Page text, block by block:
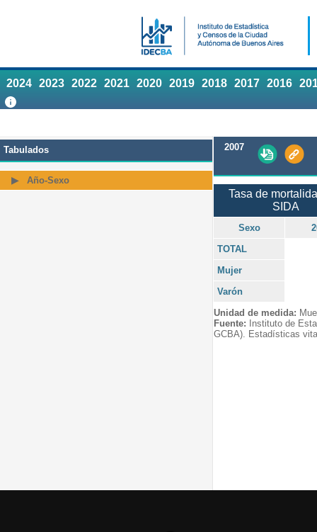
2024 2023 2022 2021 2020 2019 2018 2017 2016
Tabulados
Año-Sexo
2007
Tasa de
SIDA
Sexo
TOTAL
Mujer
Varón
Unidad de medida:
Fuente: Instituto de
GCBA). Estadísticas